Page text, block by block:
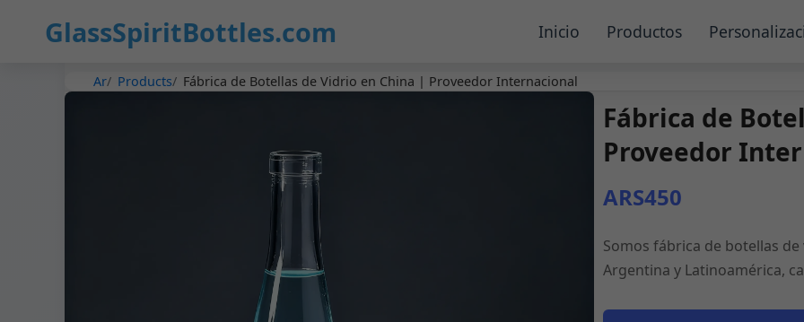
GlassSpiritBottles.com Inicio Productos
Ar Products Fábrica de Botellas de Vidrio en China | Proveedor Internacional
Fábrica de
Proveedor
ARS450
Somos fábrica de botellas
Argentina y Latinoamérica,